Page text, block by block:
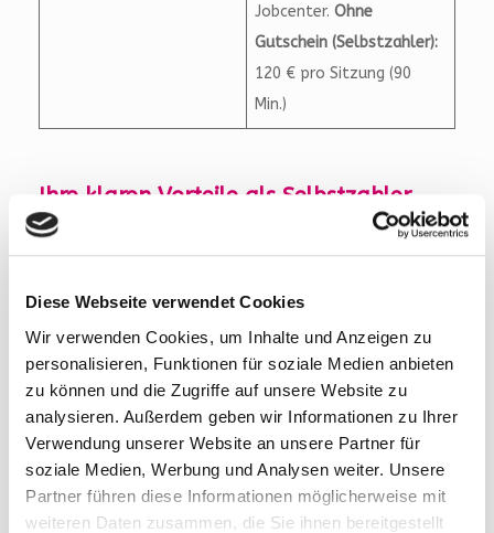
Diese Webseite verwendet Cookies
Wir verwenden Cookies, um Inhalte und Anzeigen zu
personalisieren, Funktionen für soziale Medien anbieten
zu können und die Zugriffe auf unsere Website zu
analysieren. Außerdem geben wir Informationen zu Ihrer
Verwendung unserer Website an unsere Partner für
soziale Medien, Werbung und Analysen weiter. Unsere
Partner führen diese Informationen möglicherweise mit
weiteren Daten zusammen, die Sie ihnen bereitgestellt
Jobcenter. Ohne
Gutschein (Selbstzahler):
120 € pro Sitzung (90
Min.)
Ihre klaren Vorteile als Selbstzahler
Wenn Sie die Leistungen (außer AVGS) privat
innerhalb weniger Tage Unterstützung –
ohne monatelange Wartezeiten auf
Kassenplätze.
Absolute Diskrektion:
Es erfolgt keine
Meldung an Krankenkassen oder
Versicherungen. Das ist besonders wichtig bei
anstehenden Verbeamtungen oder dem